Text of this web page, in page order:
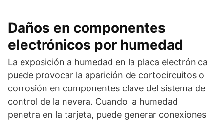
Daños en componentes
electrónicos por humedad
La exposición a humedad en la placa electrónica
puede provocar la aparición de cortocircuitos o
corrosión en componentes clave del sistema de
control de la nevera. Cuando la humedad
penetra en la tarjeta, puede generar conexiones